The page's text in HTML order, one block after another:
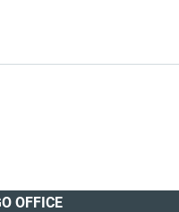
OFFICE